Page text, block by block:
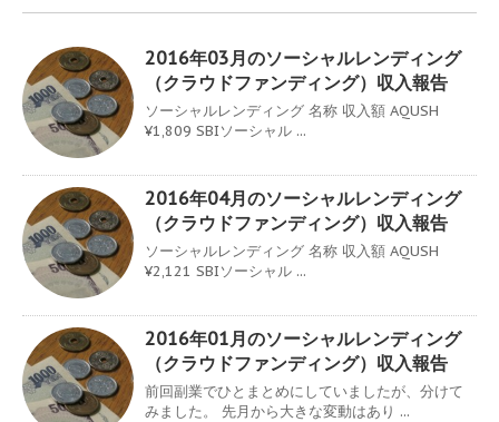
2016年03月のソーシャルレンディング
（クラウドファンディング）収入報告
ソーシャルレンディング 名称 収入額 AQUSH
¥1,809 SBIソーシャル ...
2016年04月のソーシャルレンディング
（クラウドファンディング）収入報告
ソーシャルレンディング 名称 収入額 AQUSH
¥2,121 SBIソーシャル ...
2016年01月のソーシャルレンディング
（クラウドファンディング）収入報告
前回副業でひとまとめにしていましたが、分けて
みました。 先月から大きな変動はあり ...